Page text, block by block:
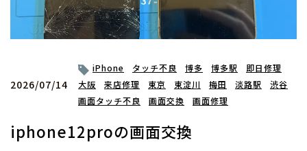
2026/07/14
iPhone タッチ不良 博多 博多駅
即日修理
大阪
来店修理 東京 東淀川 梅田 淡路駅
渋谷
画面タッチ不良
画面交換 画面修理
iphone12proの画面交換